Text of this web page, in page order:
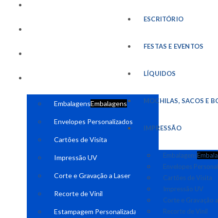
EmbalagensEmbalagens
Envelopes Personalizados
Cartões de Visita
Impressão UV
Corte e Gravação a Laser
Recorte de Vinil
Estampagem Personalizada
ESCRITÓRIO
FESTAS E EVENTOS
LÍQUIDOS
MOCHILAS, SACOS E
IMPRESSÃO
Embalagens
Envelopes
Cartões de Visita
Impressão UV
Corte e Gravação
Recorte de Vinil